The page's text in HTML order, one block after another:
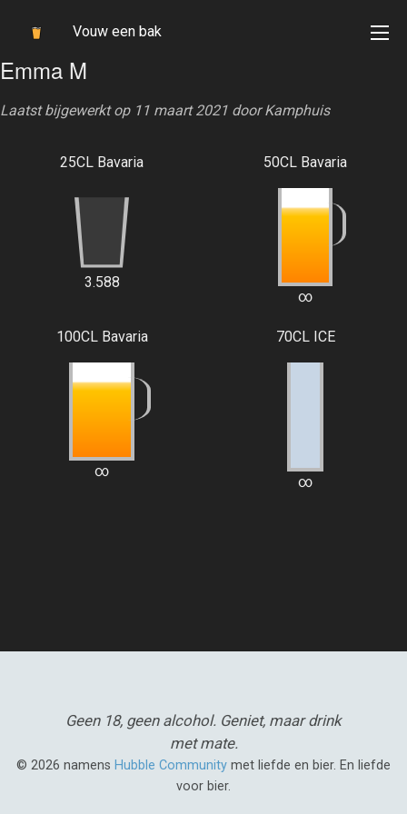
Vouw een bak
Emma M
Laatst bijgewerkt op 11 maart 2021 doorKamphuis
25CL Bavaria
3.588
50CL Bavaria
∞
100CL Bavaria
∞
70CL ICE
∞
Geen 18, geen alcohol. Geniet, maar drink
met mate.
© 2026 namens Hubble Community met liefde en bier. En liefde
voor bier.